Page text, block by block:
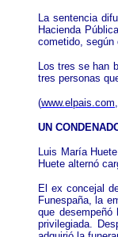
La sentencia
Hacienda
cometido, según
Los tres se han
tres personas
(www.elpais.com
UN
Luis María
Huete alternó
El ex concejal
Funespaña, la
que
privilegiada.